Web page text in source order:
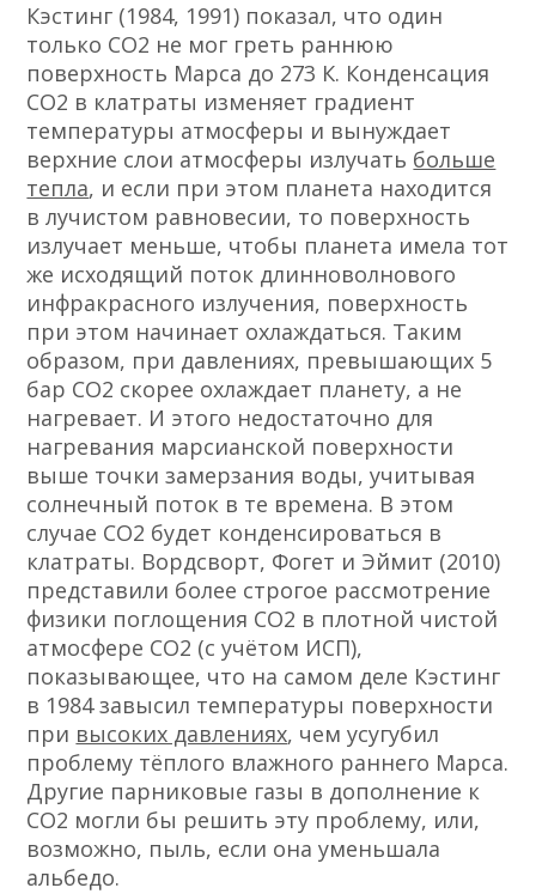
Кэстинг (1984, 1991) показал, что один
только CO2 не мог греть раннюю
поверхность Марса до 273 К. Конденсация
СО2 в клатраты изменяет градиент
температуры атмосферы и вынуждает
верхние слои атмосферы излучать больше
тепла, и если при этом планета находится
в лучистом равновесии, то поверхность
излучает меньше, чтобы планета имела тот
же исходящий поток длинноволнового
инфракрасного излучения, поверхность
при этом начинает охлаждаться. Таким
образом, при давлениях, превышающих 5
бар CO2 скорее охлаждает планету, а не
нагревает. И этого недостаточно для
нагревания марсианской поверхности
выше точки замерзания воды, учитывая
солнечный поток в те времена. В этом
случае СО2 будет конденсироваться в
клатраты. Вордсворт, Фогет и Эймит (2010)
представили более строгое рассмотрение
физики поглощения СО2 в плотной чистой
атмосфере СО2 (с учётом ИСП),
показывающее, что на самом деле Кэстинг
в 1984 завысил температуры поверхности
при высоких давлениях, чем усугубил
проблему тёплого влажного раннего Марса.
Другие парниковые газы в дополнение к
CO2 могли бы решить эту проблему, или,
возможно, пыль, если она уменьшала
альбедо.